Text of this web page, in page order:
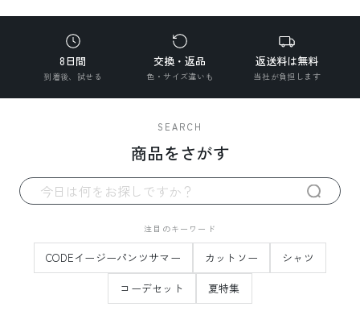
8日間
到着後、試せる
交換・返品
色・サイズ違いも
返送料は無料
当社が負担します
SEARCH
商品をさがす
注目のキーワード
CODEイージーパンツサマー カットソー
シャツ
コーデセット
夏特集